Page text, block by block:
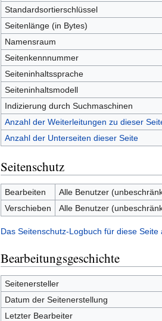
Standardsortierschlüssel
Seitenlänge (in Bytes)
Namensraum
Seitenkennnummer
Seiteninhaltssprache
Seiteninhaltsmodell
Indizierung durch Suchmaschinen
Anzahl der Weiterleitungen zu dieser
Anzahl der Unterseiten dieser Seite
Seitenschutz
Bearbeiten
Alle Benutzer
Verschieben
Alle Benutzer
Das Seitenschutz-Logbuch für diese Seite
Bearbeitungsgeschichte
Seitenersteller
Datum der Seitenerstellung
Letzter Bearbeiter